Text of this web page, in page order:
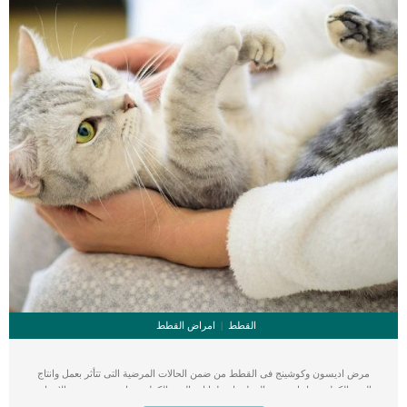
القطط امراض القطط
مرض اديسون وكوشينج فى القطط من ضمن الحالات المرضية التى تتأثر بعمل وانتاج
الغدد الكظرية داخل جسم القطة. اضطرابات الغدد الكظرية واحدة من ضمن الاسباب